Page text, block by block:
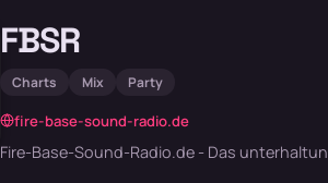
FBSR
Charts Mix Party
fire-base-sound-radio.de
Fire-Base-Sound-Radio.de - Das